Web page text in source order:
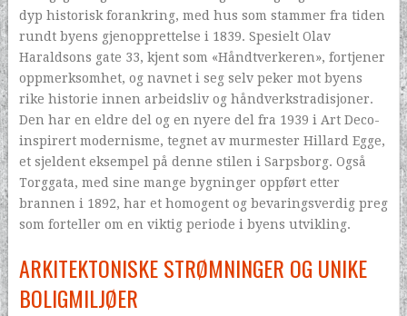
dyp historisk forankring, med hus som stammer fra tiden
rundt byens gjenopprettelse i 1839. Spesielt Olav
Haraldsons gate 33, kjent som «Håndtverkeren», fortjener
oppmerksomhet, og navnet i seg selv peker mot byens
rike historie innen arbeidsliv og håndverkstradisjoner.
Den har en eldre del og en nyere del fra 1939 i Art Deco-
inspirert modernisme, tegnet av murmester Hillard Egge,
et sjeldent eksempel på denne stilen i Sarpsborg. Også
Torggata, med sine mange bygninger oppført etter
brannen i 1892, har et homogent og bevaringsverdig preg
som forteller om en viktig periode i byens utvikling.
ARKITEKTONISKE STRØMNINGER OG UNIKE
BOLIGMILJØER